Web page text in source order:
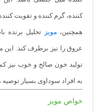
یبوست کمک می‌کند.
با داشتن قند
می‌کند و برای افرادی که به
تأثیر مثبت بر سلامت پوست:
آنتی‌اکسیدان‌ها، می‌تواند در
کننده، گرم کننده و تقویت
همچنین، مویز تحلیل برنده
عروق را نیز برطرف کند. این
تولید خون صالح و خوب نیز
به افراد سوداوی بسیار
خواص مویز